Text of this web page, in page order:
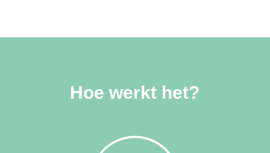
Hoe werkt het?